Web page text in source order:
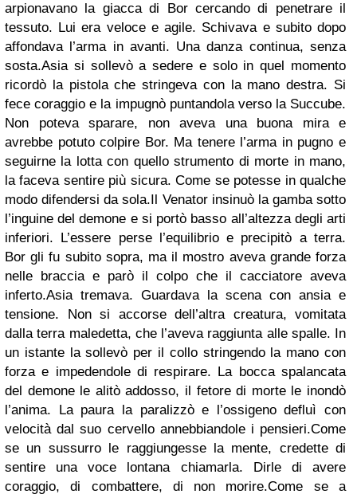
arpionavano la giacca di Bor cercando di penetrare il
tessuto. Lui era veloce e agile. Schivava e subito dopo
affondava l’arma in avanti. Una danza continua, senza
sosta.Asia si sollevò a sedere e solo in quel momento
ricordò la pistola che stringeva con la mano destra. Si
fece coraggio e la impugnò puntandola verso la Succube.
Non poteva sparare, non aveva una buona mira e
avrebbe potuto colpire Bor. Ma tenere l’arma in pugno e
seguirne la lotta con quello strumento di morte in mano,
la faceva sentire più sicura. Come se potesse in qualche
modo difendersi da sola.Il Venator insinuò la gamba sotto
l’inguine del demone e si portò basso all’altezza degli arti
inferiori. L’essere perse l’equilibrio e precipitò a terra.
Bor gli fu subito sopra, ma il mostro aveva grande forza
nelle braccia e parò il colpo che il cacciatore aveva
inferto.Asia tremava. Guardava la scena con ansia e
tensione. Non si accorse dell’altra creatura, vomitata
dalla terra maledetta, che l’aveva raggiunta alle spalle. In
un istante la sollevò per il collo stringendo la mano con
forza e impedendole di respirare. La bocca spalancata
del demone le alitò addosso, il fetore di morte le inondò
l’anima. La paura la paralizzò e l’ossigeno defluì con
velocità dal suo cervello annebbiandole i pensieri.Come
se un sussurro le raggiungesse la mente, credette di
sentire una voce lontana chiamarla. Dirle di avere
coraggio, di combattere, di non morire.Come se a